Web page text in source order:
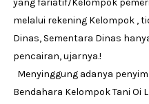
melalui rekening Kelompok ,
Dinas, Sementara Dinas
pencairan, ujarnya.!
Menyinggung adanya
Bendahara Kelompok Tani Oi